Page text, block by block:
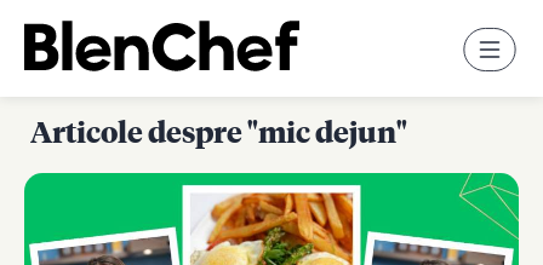
Articole despre "mic dejun"